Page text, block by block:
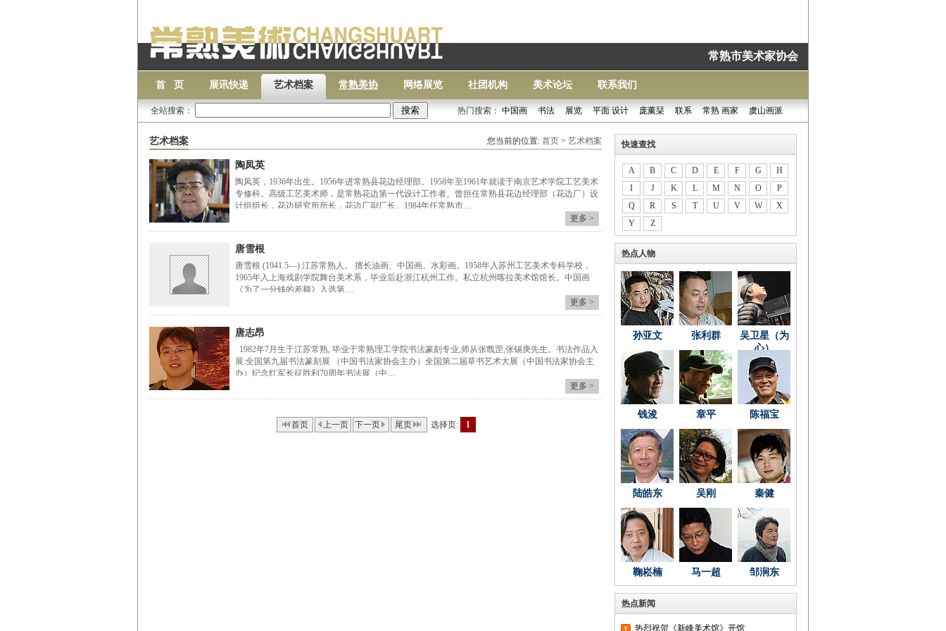
常熟市美术家协会
首 页 展讯快递 艺术档案 常熟美协 网络展览 社团机构 美术论坛 联系我们
全站搜索： 热门搜索： 中国画 书法 展览 平面 设计 庞薰琹 联系 常熟 画家 虞山画派
艺术档案 您当前的位置: 首页 > 艺术档案
陶凤英
陶凤英，1936年出生。1956年进常熟县花边经理部。1958年至1961年就读于南京艺术学院工艺美术
专修科。高级工艺美术师，是常熟花边第一代设计工作者。曾担任常熟县花边经理部（花边厂）设
计组组长，花边研究所所长，花边厂副厂长。1984年任常熟市…
更多 >
唐雪根
唐雪根 (1941.5—) 江苏常熟人。 擅长油画、中国画、水彩画。1958年入苏州工艺美术专科学校，
1965年入上海戏剧学院舞台美术系，毕业后赴浙江杭州工作。私立杭州喀拉美术馆馆长。中国画
《为了一分钱的差额》入选第…
更多 >
唐志昂
1982年7月生于江苏常熟, 毕业于常熟理工学院书法篆刻专业,师从张戬罡,张锡庚先生。书法作品入
展:全国第九届书法篆刻展 （中国书法家协会主办）全国第二届草书艺术大展（中国书法家协会主
办）纪念红军长征胜利70周年书法展（中…
更多 >
首页 上一页 下一页 尾页 选择页: 1
快速查找
A B C D E F G
H
I
J K L M N O
P
Q
R S T U V W
X
Y
Z
热点人物
孙亚文 张利群
吴卫星（为
心）
钱浚 章平 陈福宝
陆皓东 吴刚 秦健
鞠崧楠 马一超 邹涧东
热点新闻
热烈祝贺《新峰美术馆》开馆